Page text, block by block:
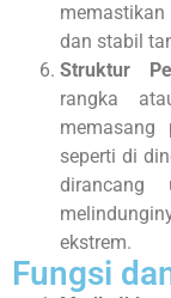
dan stabil
Struktur
rangka
seperti di
dirancang
ekstrem.
Fungsi